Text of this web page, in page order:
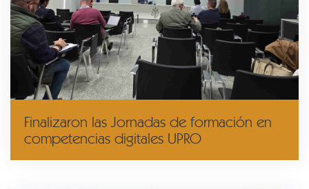
Finalizaron las Jornadas de formación en
competencias digitales UPRO